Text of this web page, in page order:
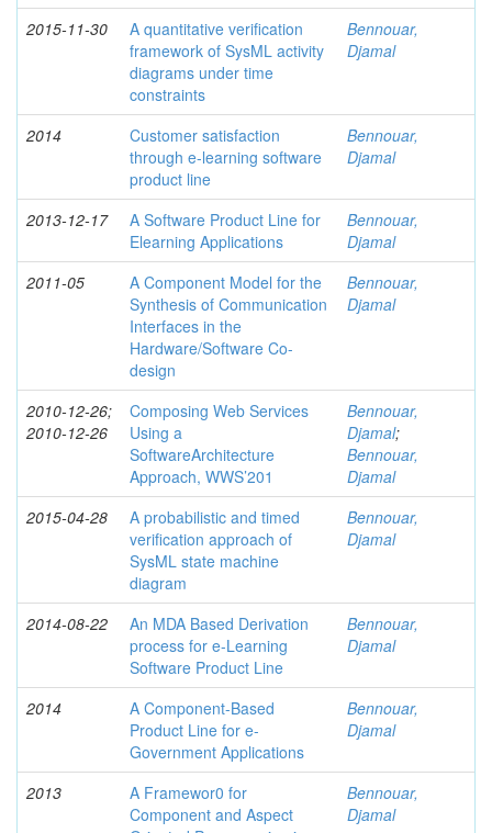
2015-11-30
A quantitative verification
framework of SysML activity
diagrams under time
constraints
Bennouar,
Djamal
2014
Customer satisfaction
through e-learning software
product line
Bennouar,
Djamal
2013-12-17
A Software Product Line for
Elearning Applications
Bennouar,
Djamal
2011-05
A Component Model for the
Synthesis of Communication
Interfaces in the
Hardware/Software Co-
design
Bennouar,
Djamal
2010-12-26;
2010-12-26
Composing Web Services
Using a
SoftwareArchitecture
Approach, WWS’201
Bennouar,
Djamal;
Bennouar,
Djamal
2015-04-28
A probabilistic and timed
verification approach of
SysML state machine
diagram
Bennouar,
Djamal
2014-08-22
An MDA Based Derivation
process for e-Learning
Software Product Line
Bennouar,
Djamal
2014
A Component-Based
Product Line for e-
Government Applications
Bennouar,
Djamal
2013
A Framewor0 for
Component and Aspect
Bennouar,
Djamal